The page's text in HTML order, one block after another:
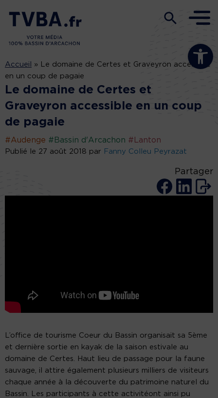
Ouvrir la
Accueil »
Le domaine de Certes et Graveyron accessible
en un coup de pagaie
Le domaine de Certes et
Graveyron accessible en un coup
de pagaie
#Audenge #Bassin d'Arcachon #Lanton
Publié le 27 août 2018 par Fanny Colleu Peyrazat
Partager
L’office de tourisme Coeur du Bassin organisait sa 5ème
et dernière sortie en kayak de la saison estivale au
domaine de Certes. Haut lieu de passage pour la faune
sauvage, il attire également plusieurs milliers de visiteurs
chaque année à la découverte du patrimoine naturel du
Bassin. Les participants à cette activitéont ainsi pu